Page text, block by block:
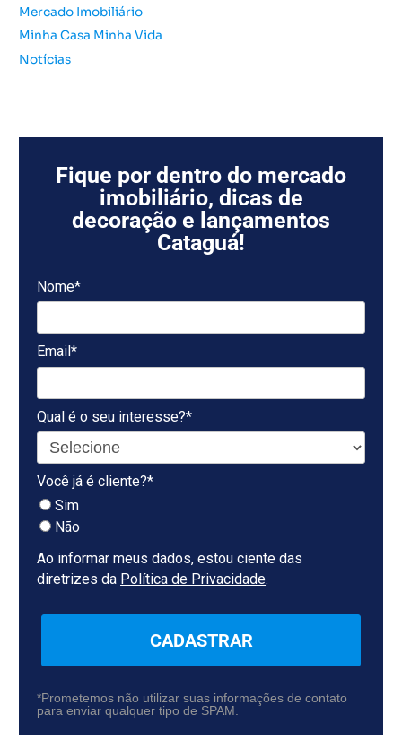
Mercado Imobiliário
Minha Casa Minha Vida
Notícias
Fique por dentro do mercado
imobiliário, dicas de
decoração e lançamentos
Cataguá!
Nome*
Email*
Qual é o seu interesse?*
Você já é cliente?*
Sim
Não
Ao informar meus dados, estou ciente das
diretrizes da Política de Privacidade.
CADASTRAR
*Prometemos não utilizar suas informações de contato
para enviar qualquer tipo de SPAM.